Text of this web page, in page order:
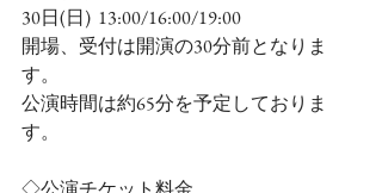
30日(日)  13:00/16:00/19:00
開場、受付は開演の30分前となりま
す。
公演時間は約65分を予定しておりま
す。